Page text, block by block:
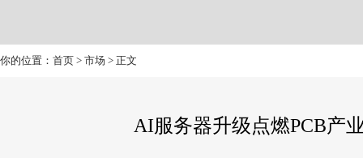
你的位置： 首页 > 市场 > 正文
AI服务器升级点燃PCB产